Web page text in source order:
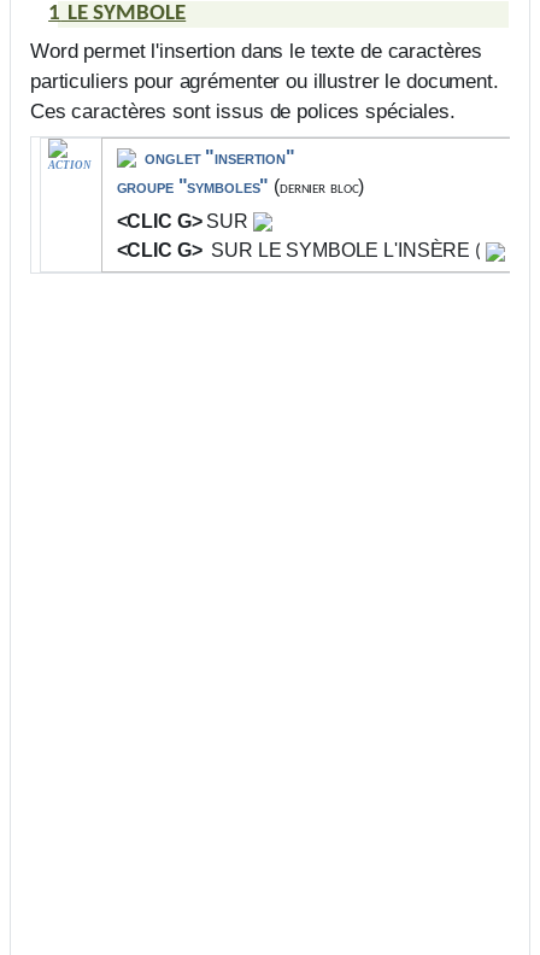
1 LESYMBOLE
Word permet l'insertion dans le texte de caractères
particuliers pour agrémenter ou illustrer le document.
Ces caractères sont issus de polices spéciales.
ACTION
onglet "insertion"
groupe "symboles" (dernier bloc)
<CLIC G>SUR
<CLIC G> SUR LE SYMBOLE L'INSÈRE (